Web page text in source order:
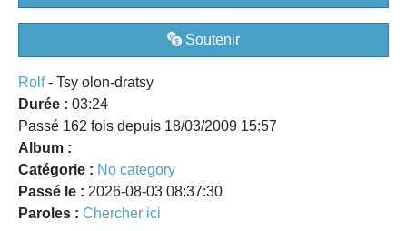
Soutenir
Rolf- Tsy olon-dratsy
Durée : 03:24
Passé 162 fois depuis 18/03/2009 15:57
Album :
Catégorie : No category
Passé le : 2026-08-03 08:37:30
Paroles : Chercher ici